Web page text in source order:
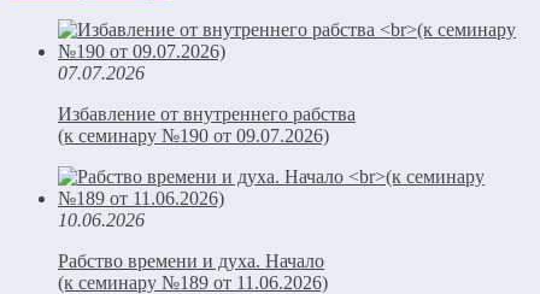
07.07.2026
Избавление от внутреннего рабства
(к семинару №190 от 09.07.2026)
10.06.2026
Рабство времени и духа. Начало
(к семинару №189 от 11.06.2026)